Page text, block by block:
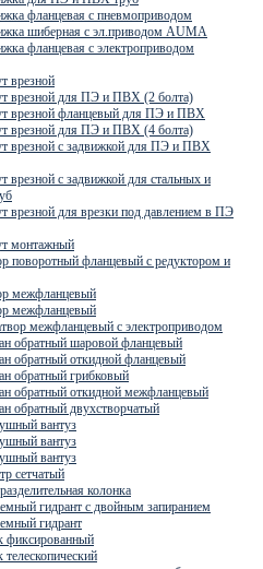
фланцевая с пневмоприводом
шиберная с эл.приводом AUMA
фланцевая с электроприводом
врезной
врезной для ПЭ и ПВХ (2 болта)
врезной фланцевый для ПЭ и ПВХ
врезной для ПЭ и ПВХ (4 болта)
врезной с задвижкой для ПЭ и ПВХ
с задвижкой для стальных и
врезной для врезки под давлением в ПЭ
монтажный
поворотный фланцевый с редуктором и
межфланцевый
межфланцевый
межфланцевый с электроприводом
обратный шаровой фланцевый
обратный откидной фланцевый
обратный грибковый
обратный откидной межфланцевый
обратный двухстворчатый
вантуз
вантуз
вантуз
сетчатый
колонка
гидрант с двойным запиранием
гидрант